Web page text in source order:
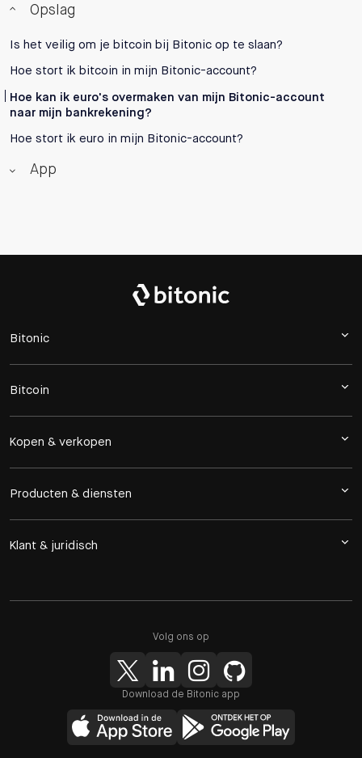
Opslag
Is het veilig om je bitcoin bij Bitonic op te slaan?
Hoe stort ik bitcoin in mijn Bitonic-account?
Hoe kan ik euro's overmaken van mijn Bitonic-account
naar mijn bankrekening?
Hoe stort ik euro in mijn Bitonic-account?
App
Bitonic
Bitcoin
Kopen & verkopen
Producten & diensten
Klant & juridisch
Volg ons op
Download de Bitonic app